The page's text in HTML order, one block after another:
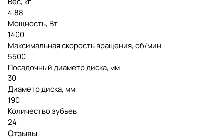
4.88
Мощность, Вт
1400
Максимальная скорость вращения, об/мин
5500
Посадочный диаметр диска, мм
30
Диаметр диска, мм
190
Количество зубьев
24
Отзывы